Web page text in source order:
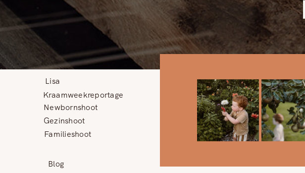
Lisa
Newbornshoot
Kraamweekreportage
Gezinshoot
Familieshoot
Blog